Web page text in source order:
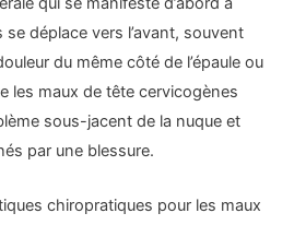
se déplace vers l’avant, souvent
du même côté de l’épaule ou
les maux de tête cervicogènes
sous-jacent de la nuque et
par une blessure.
chiropratiques pour les maux